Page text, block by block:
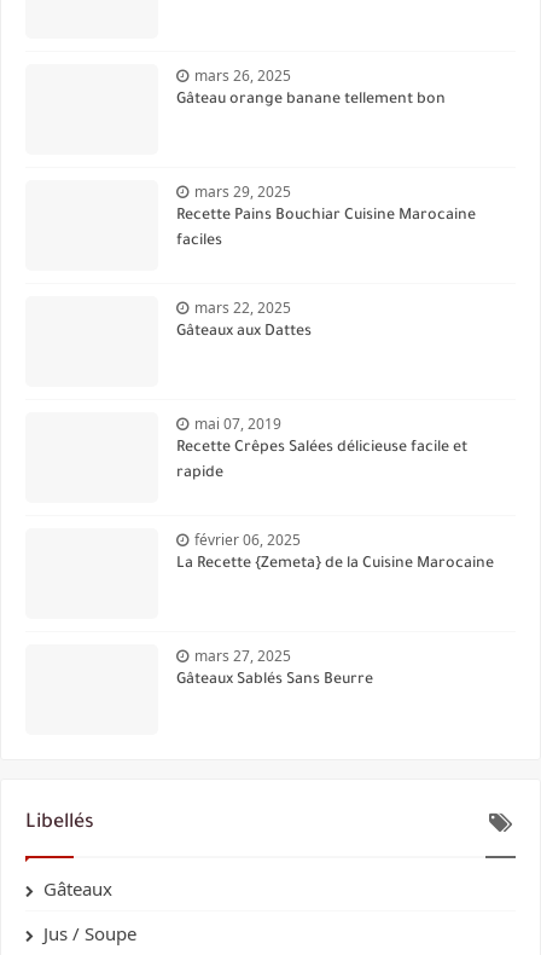
mars 26, 2025
Gâteau orange banane tellement bon
mars 29, 2025
Recette Pains Bouchiar Cuisine Marocaine
faciles
mars 22, 2025
Gâteaux aux Dattes
mai 07, 2019
Recette Crêpes Salées délicieuse facile et
rapide
février 06, 2025
La Recette {Zemeta} de la Cuisine Marocaine
mars 27, 2025
Gâteaux Sablés Sans Beurre
Libellés
Gâteaux
Jus / Soupe